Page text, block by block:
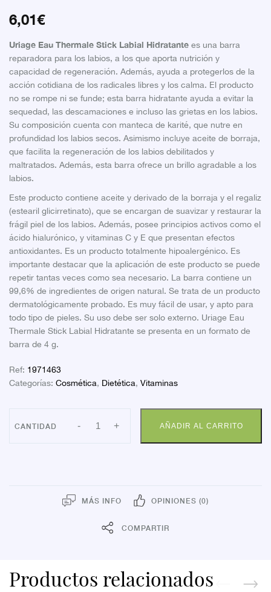
6,01€
Uriage Eau Thermale Stick Labial Hidratantees una barra
reparadora para los labios, a los que aporta nutrición y
capacidad de regeneración. Además, ayuda a protegerlos de la
acción cotidiana de los radicales libres y los calma. El producto
no se rompe ni se funde; esta barra hidratante ayuda a evitar la
sequedad, las descamaciones e incluso las grietas en los labios.
Su composición cuenta con manteca de karité, que nutre en
profundidad los labios secos. Asimismo incluye aceite de borraja,
que facilita la regeneración de los labios debilitados y
maltratados. Además, esta barra ofrece un brillo agradable a los
labios.
Este producto contiene aceite y derivado de la borraja y el regaliz
(estearil glicirretinato), que se encargan de suavizar y restaurar la
frágil piel de los labios. Además, posee principios activos como el
ácido hialurónico, y vitaminas C y E que presentan efectos
antioxidantes. Es un producto totalmente hipoalergénico. Es
importante destacar que la aplicación de este producto se puede
repetir tantas veces como sea necesario. La barra contiene un
99,6% de ingredientes de origen natural. Se trata de un producto
dermatológicamente probado. Es muy fácil de usar, y apto para
todo tipo de pieles. Su uso debe ser solo externo. Uriage Eau
Thermale Stick Labial Hidratante se presenta en un formato de
barra de 4 g.
Ref: 1971463
Categorías: Cosmética, Dietética, Vitaminas
- URIAGE
EAU + AÑADIR AL CARRITO
MÁS INFO OPINIONES (0)
COMPARTIR
Productos relacionados